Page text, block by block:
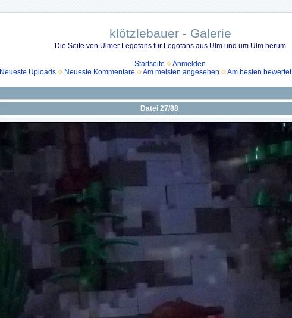
klötzlebauer - Galerie
Die Seite von Ulmer Legofans für Legofans aus Ulm und um Ulm herum
Startseite
Anmelden
Neueste Uploads Neueste Kommentare Am meisten angesehen Am besten bewertet
Datei 27/88